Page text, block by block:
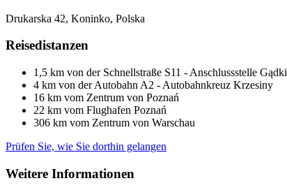
Drukarska 42, Koninko, Polska
Reisedistanzen
1,5 km von der Schnellstraße S11 - Anschlussstelle Gądki
4 km von der Autobahn A2 - Autobahnkreuz Krzesiny
16 km vom Zentrum von Poznań
22 km vom Flughafen Poznań
306 km vom Zentrum von Warschau
Prüfen Sie, wie Sie dorthin gelangen
Weitere Informationen